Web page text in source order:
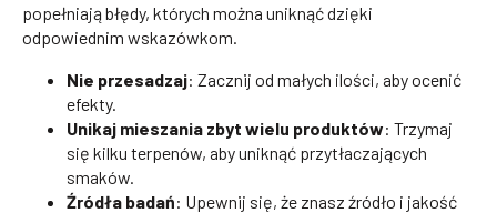
popełniają błędy, których można uniknąć dzięki
odpowiednim wskazówkom.
Nie przesadzaj: Zacznij od małych ilości, aby ocenić
efekty.
Unikaj mieszania zbyt wielu produktów: Trzymaj
się kilku terpenów, aby uniknąć przytłaczających
smaków.
Źródła badań: Upewnij się, że znasz źródło i jakość